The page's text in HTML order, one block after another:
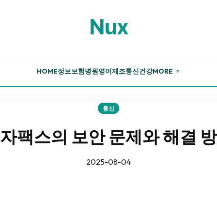
Nux
HOME정보보험병원영어제조통신건강MORE ▼
통신
팩스의 보안 문제와 해결
2025-08-04